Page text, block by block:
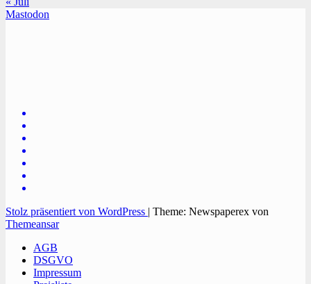
Mastodon
Stolz präsentiert von WordPress | Theme: Newspaperex von
Themeansar
AGB
DSGVO
Impressum